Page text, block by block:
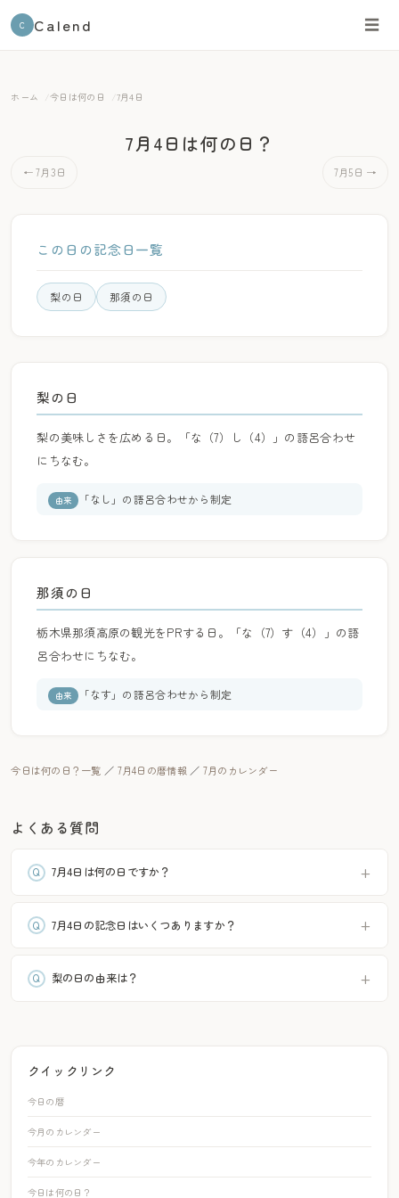
C Calend ☰
ホーム 今日は何の日 7月4日
← 7月3日
7月4日は何の日？
7月5日 →
この日の記念日一覧
梨の日 那須の日
梨の日
梨の美味しさを広める日。「な（7）し（4）」の語呂合わせ
にちなむ。
由来 「なし」の語呂合わせから制定
那須の日
栃木県那須高原の観光をPRする日。「な（7）す（4）」の語
呂合わせにちなむ。
由来 「なす」の語呂合わせから制定
今日は何の日？一覧 ／ 7月4日の暦情報 ／ 7月のカレンダー
よくある質問
7月4日は何の日ですか？
7月4日の記念日はいくつありますか？
梨の日の由来は？
クイックリンク
今日の暦
今月のカレンダー
今年のカレンダー
今日は何の日？